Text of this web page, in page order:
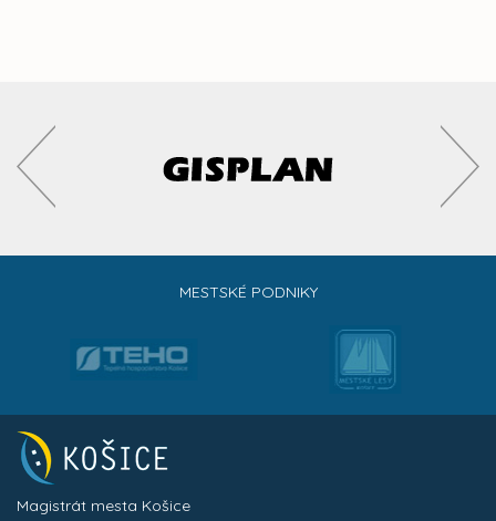
MESTSKÉ PODNIKY
Magistrát mesta Košice